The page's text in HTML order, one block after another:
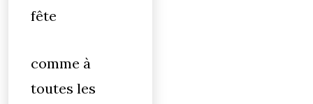
fête
comme à
toutes les